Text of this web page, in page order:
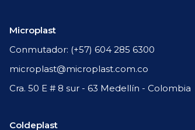
Microplast
Conmutador: (+57) 604 285 6300
microplast@microplast.com.co
Cra. 50 E # 8 sur - 63 Medellín - Colombia
Coldeplast